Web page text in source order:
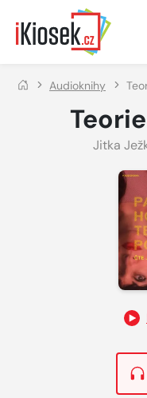
Přejít na hlavní obsah
Audioknihy
Jitka